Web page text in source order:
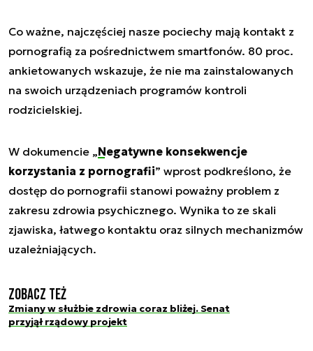
Co ważne, najczęściej nasze pociechy mają kontakt z
pornografią za pośrednictwem smartfonów. 80 proc.
ankietowanych wskazuje, że nie ma zainstalowanych
na swoich urządzeniach programów kontroli
rodzicielskiej.
W dokumencie „Negatywne konsekwencje
korzystania z pornografii” wprost podkreślono, że
dostęp do pornografii stanowi poważny problem z
zakresu zdrowia psychicznego. Wynika to ze skali
zjawiska, łatwego kontaktu oraz silnych mechanizmów
uzależniających.
Zobacz też
Zmiany w służbie zdrowia coraz bliżej. Senat
przyjął rządowy projekt